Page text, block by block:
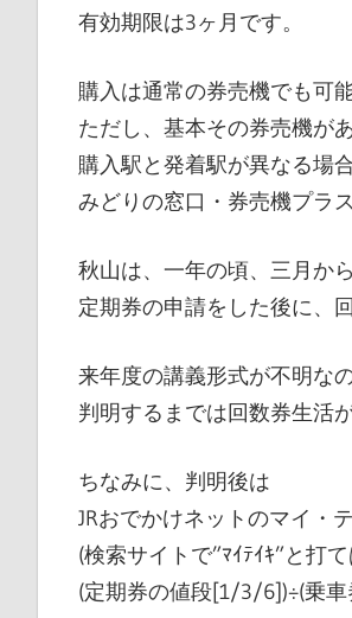
有効期限は3ヶ月です。
購入は通常の券売機でも可能
ただし、基本その券売機が
購入駅と発着駅が異なる場
みどりの窓口・券売機プラ
秋山は、一年の頃、三月か
定期券の申請をした後に、
来年度の講義形式が不明なの
判明するまでは回数券生活
ちなみに、判明後は
JRおでかけネットのマイ・
(検索サイトで”ﾏｲﾃｲｷ”と打
(定期券の値段[1/3/6])÷(乗車